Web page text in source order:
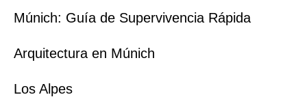
Múnich: Guía de Supervivencia Rápida
Arquitectura en Múnich
Los Alpes